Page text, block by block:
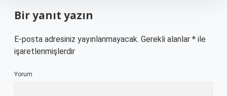
Bir yanıt yazın
E-posta adresiniz yayınlanmayacak. Gerekli alanlar * ile
işaretlenmişlerdir
Yorum